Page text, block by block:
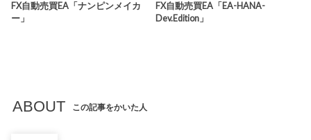
FX自動売買EA「ナンピンメイカ
ー」
FX自動売買EA「EA-HANA-
Dev.Edition」
ABOUT この記事をかいた人